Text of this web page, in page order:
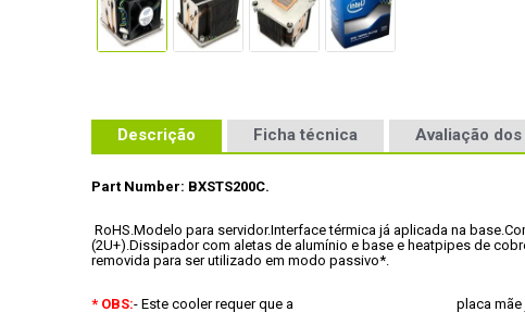
Descrição Ficha técnica Avaliação
Part Number: BXSTS200C.
RoHS.Modelo para servidor.Interface térmica já aplicada na base.
(2U+).Dissipador com aletas de alumínio e base e heatpipes de
removida para ser utilizado em modo passivo*.
* OBS: